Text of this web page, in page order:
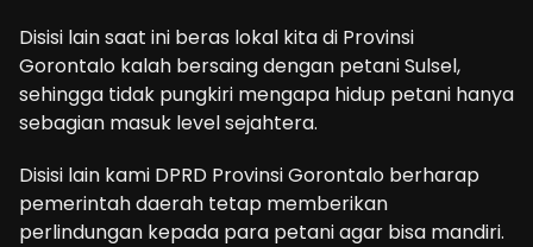
Disisi lain saat ini beras lokal kita di Provinsi
Gorontalo kalah bersaing dengan petani Sulsel,
sehingga tidak pungkiri mengapa hidup petani hanya
sebagian masuk level sejahtera.
Disisi lain kami DPRD Provinsi Gorontalo berharap
pemerintah daerah tetap memberikan
perlindungan kepada para petani agar bisa mandiri.